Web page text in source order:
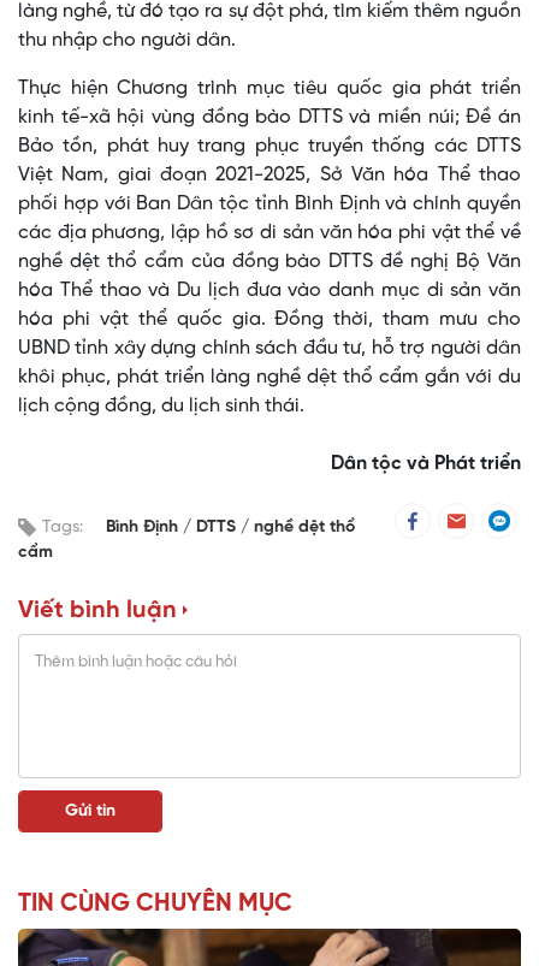
làng nghề, từ đó tạo ra sự đột phá, tìm kiếm thêm nguồn
thu nhập cho người dân.
Thực hiện Chương trình mục tiêu quốc gia phát triển
kinh tế-xã hội vùng đồng bào DTTS và miền núi; Ðề án
Bảo tồn, phát huy trang phục truyền thống các DTTS
Việt Nam, giai đoạn 2021-2025, Sở Văn hóa Thể thao
phối hợp với Ban Dân tộc tỉnh Bình Định và chính quyền
các địa phương, lập hồ sơ di sản văn hóa phi vật thể về
nghề dệt thổ cẩm của đồng bào DTTS đề nghị Bộ Văn
hóa Thể thao và Du lịch đưa vào danh mục di sản văn
hóa phi vật thể quốc gia. Ðồng thời, tham mưu cho
UBND tỉnh xây dựng chính sách đầu tư, hỗ trợ người dân
khôi phục, phát triển làng nghề dệt thổ cẩm gắn với du
lịch cộng đồng, du lịch sinh thái.
Dân tộc và Phát triển
Tags: Bình Định DTTS
nghề dệt thổ
cẩm
Viết bình luận
TIN CÙNG CHUYÊN MỤC